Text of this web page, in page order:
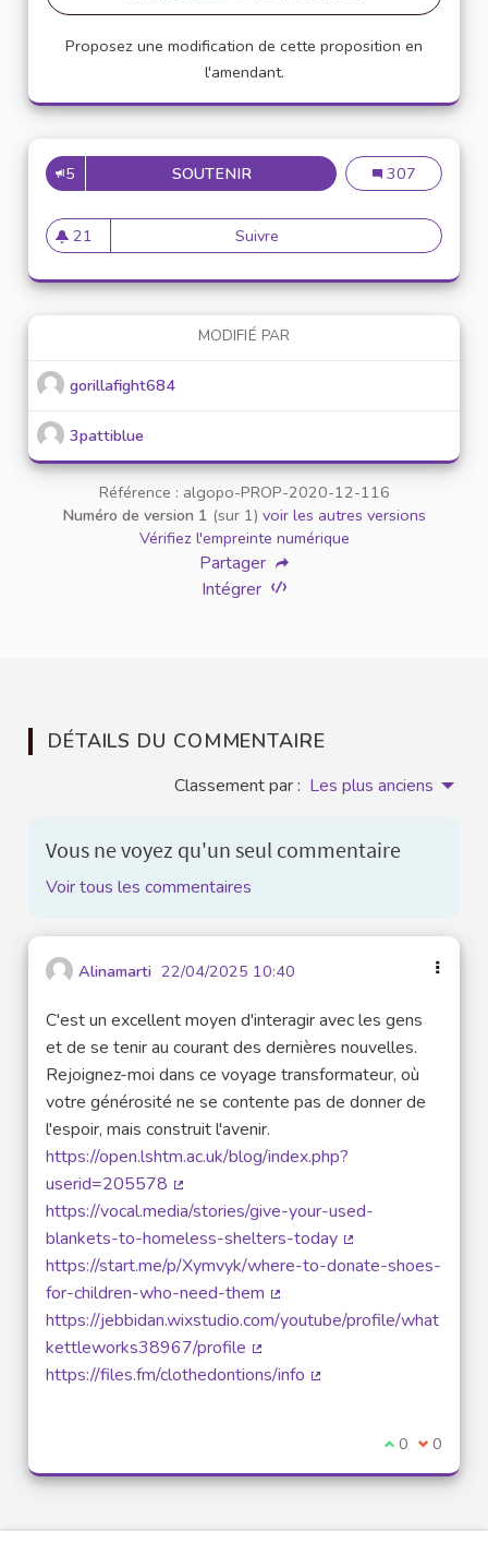
Proposez une modification de cette proposition en
l'amendant.
5 SOUTENIRPROPOSER UNE NEWSLETER
Proposer une
307
21
21 abonnés
Suivre Proposer une newsleter sur
MODIFIÉ PAR
gorillafight684
3pattiblue
Référence : algopo-PROP-2020-12-116
Numéro de version 1 (sur 1) voir les autres versions
Vérifiez l'empreinte numérique
Partager
Intégrer
DÉTAILS DU COMMENTAIRE
Classement par : Les plus anciens
Vous ne voyez qu'un seul commentaire
Voir tous les commentaires
Alinamarti 22/04/2025 10:40
C'est un excellent moyen d'interagir avec les gens
et de se tenir au courant des dernières nouvelles.
Rejoignez-moi dans ce voyage transformateur, où
votre générosité ne se contente pas de donner de
l'espoir, mais construit l'avenir.
https://open.lshtm.ac.uk/blog/index.php?
userid=205578
(Lien externe)
https://vocal.media/stories/give-your-used-
blankets-to-homeless-shelters-today
(Lien externe)
https://start.me/p/Xymvyk/where-to-donate-shoes-
for-children-who-need-them
(Lien externe)
https://jebbidan.wixstudio.com/youtube/profile/what
kettleworks38967/profile
(Lien externe)
https://files.fm/clothedontions/info
Je suis
0 Je ne
0